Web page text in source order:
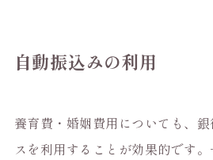
自動振込みの利用
養育費・婚姻費用についても、
スを利用することが効果的です